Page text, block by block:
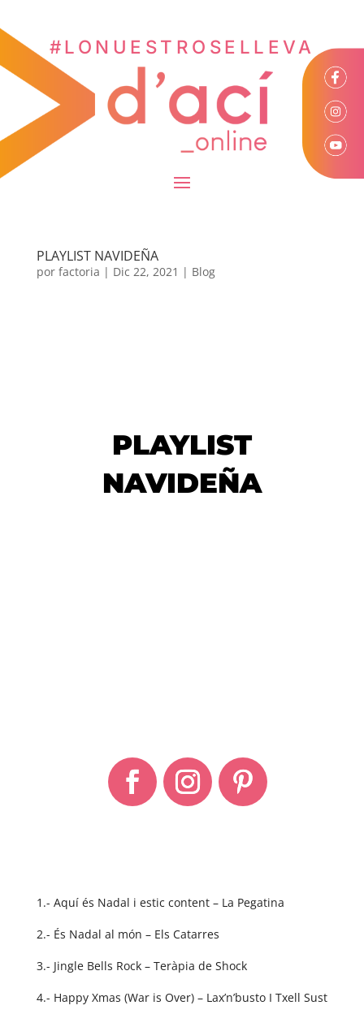
#LONUESTROSELLEVA
PLAYLIST NAVIDEÑA
por factoria | Dic 22, 2021 | Blog
PLAYLIST
NAVIDEÑA
1.- Aquí és Nadal i estic content – La Pegatina
2.- És Nadal al món – Els Catarres
3.- Jingle Bells Rock – Teràpia de Shock
4.- Happy Xmas (War is Over) – Lax’n’busto I Txell Sust